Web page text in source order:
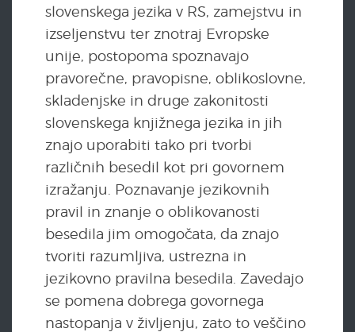
slovenskega jezika v RS, zamejstvu in
izseljenstvu ter znotraj Evropske
unije, postopoma spoznavajo
pravorečne, pravopisne, oblikoslovne,
skladenjske in druge zakonitosti
slovenskega knjižnega jezika in jih
znajo uporabiti tako pri tvorbi
različnih besedil kot pri govornem
izražanju. Poznavanje jezikovnih
pravil in znanje o oblikovanosti
besedila jim omogočata, da znajo
tvoriti razumljiva, ustrezna in
jezikovno pravilna besedila. Zavedajo
se pomena dobrega govornega
nastopanja v življenju, zato to veščino